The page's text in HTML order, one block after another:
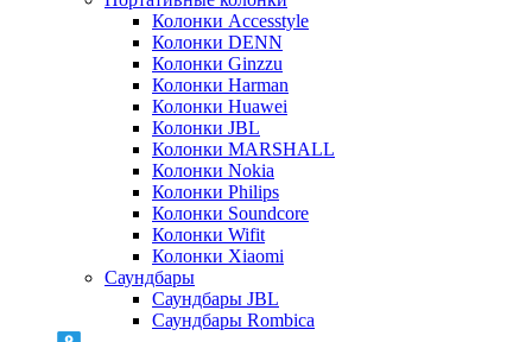
Колонки Accesstyle
Колонки DENN
Колонки Ginzzu
Колонки Harman
Колонки Huawei
Колонки JBL
Колонки MARSHALL
Колонки Nokia
Колонки Philips
Колонки Soundcore
Колонки Wifit
Колонки Xiaomi
Саундбары
Саундбары JBL
Саундбары Rombica